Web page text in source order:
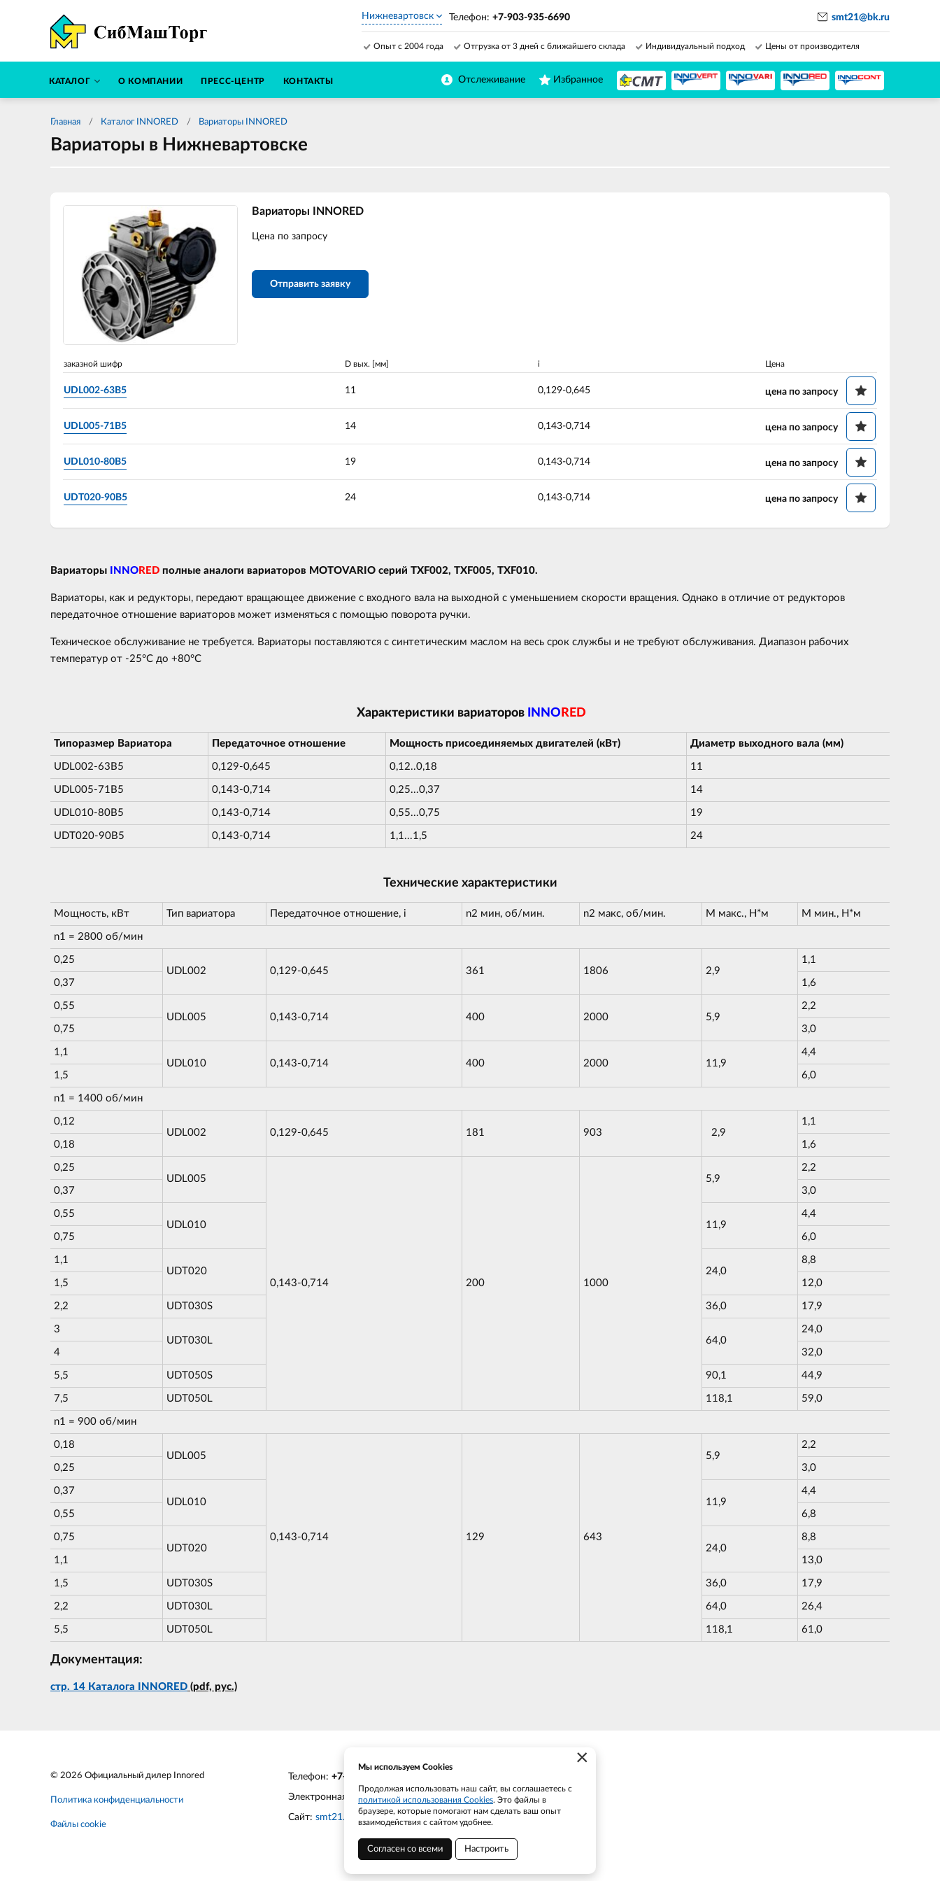
Нижневартовск Телефон: +7-903-935-6690
Отслеживание Избранное
Опыт с 2004 года Отгрузка от 3 дней с ближайшего склада Индивидуальный подход Цены от производителя
КАТАЛОГ О КОМПАНИИ ПРЕСС-ЦЕНТР КОНТАКТЫ
smt21@bk.ru
Главная Каталог INNORED Вариаторы INNORED
Вариаторы в Нижневартовске
Вариаторы INNORED
Цена по запросу
Отправить заявку
заказной шифр D вых. [мм] i Цена
UDL002-63B5 11 0,129-0,645 цена по запросу
UDL005-71B5 14 0,143-0,714 цена по запросу
UDL010-80B5 19 0,143-0,714 цена по запросу
UDT020-90B5 24 0,143-0,714 цена по запросу
Вариаторы INNO RED полные аналоги вариаторов MOTOVARIO серий TXF002, TXF005, TXF010.
Вариаторы, как и редукторы, передают вращающее движение с входного вала на выходной с уменьшением скорости вращения. Однако в отличие от редукторов
передаточное отношение вариаторов может изменяться с помощью поворота ручки.
Техническое обслуживание не требуется. Вариаторы поставляются с синтетическим маслом на весь срок службы и не требуют обслуживания. Диапазон рабочих
температур от -25°C до +80°C
Характеристики вариаторов INNO RED
Типоразмер Вариатора Передаточное отношение Мощность присоединяемых двигателей (кВт) Диаметр выходного вала (мм)
UDL002-63B5 0,129-0,645 0,12..0,18 11
UDL005-71B5 0,143-0,714 0,25...0,37 14
UDL010-80B5 0,143-0,714 0,55...0,75 19
UDT020-90B5 0,143-0,714 1,1...1,5 24
Технические характеристики
Мощность, кВт Тип вариатора Передаточное отношение, i n2 мин, об/мин. n2 макс, об/мин. М макс., Н*м М мин., Н*м
n1 = 2800 об/мин
0,25
UDL002
0,129-0,645 361 1806 2,9
1,1
0,37 1,6
0,55
UDL005
0,143-0,714 400 2000 5,9
2,2
0,75 3,0
1,1
UDL010
0,143-0,714 400 2000 11,9
4,4
1,5 6,0
n1 = 1400 об/мин
0,12
UDL002
0,129-0,645 181 903 2,9
1,1
0,18 1,6
0,25
UDL005
0,143-0,714 200 1000
5,9
2,2
0,37 3,0
0,55
UDL010
11,9
4,4
0,75 6,0
1,1
UDT020
24,0
8,8
1,5 12,0
2,2 UDT030S 36,0 17,9
3
UDT030L
64,0
24,0
4 32,0
5,5 UDT050S 90,1 44,9
7,5 UDT050L 118,1 59,0
n1 = 900 об/мин
0,18
UDL005
0,143-0,714 129 643
5,9
2,2
0,25 3,0
0,37
UDL010
11,9
4,4
0,55 6,8
0,75
UDT020
24,0
8,8
1,1 13,0
1,5 UDT030S 36,0 17,9
2,2 UDT030L 64,0 26,4
5,5 UDT050L 118,1 61,0
Документация:
стр. 14 Каталога INNORED (pdf, рус.)
© 2026 Официальный дилер Innored
Политика конфиденциальности
Файлы cookie
Телефон: +7-903-935-6690
Электронная почта:smt21@bk.ru
Сайт: smt21.ru
×
Мы используем Cookies
Продолжая использовать наш сайт, вы соглашаетесь с
политикой использования Cookies. Это файлы в
браузере, которые помогают нам сделать ваш опыт
взаимодействия с сайтом удобнее.
Согласен со всеми Настроить